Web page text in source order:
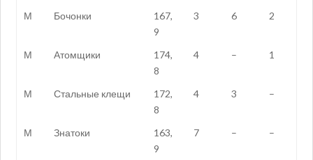
М Бочонки
167,
9
3 6 2
М Атомщики
174,
8
4 – 1
М Стальные клещи
172,
8
4 3 –
М Знатоки
163,
9
7 – –